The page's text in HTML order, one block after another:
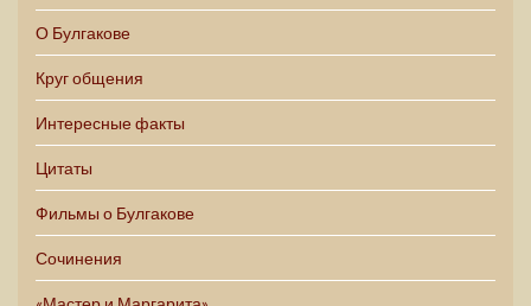
О Булгакове
Круг общения
Интересные факты
Цитаты
Фильмы о Булгакове
Сочинения